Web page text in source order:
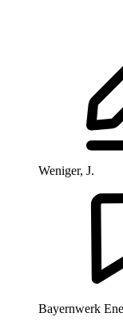
Weniger, J.
Bayernwerk